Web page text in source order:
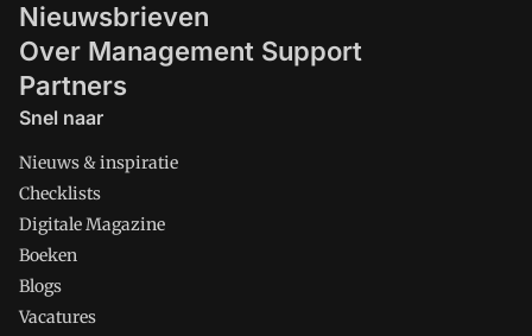
Nieuwsbrieven
Over Management Support
Partners
Snel naar
Nieuws & inspiratie
Checklists
Digitale Magazine
Boeken
Blogs
Vacatures